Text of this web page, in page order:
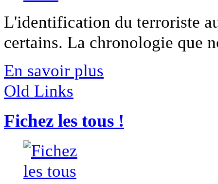
L'identification du terroriste
certains. La chronologie que
En savoir plus
Old Links
Fichez les tous !